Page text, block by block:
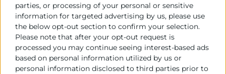
parties, or processing of your personal or sensitive
information for targeted advertising by us, please use
the below opt-out section to confirm your selection.
Please note that after your opt-out request is
processed you may continue seeing interest-based ads
based on personal information utilized by us or
personal information disclosed to third parties prior to
– Asia.
Países:
– Argentina.
– Venezuela.